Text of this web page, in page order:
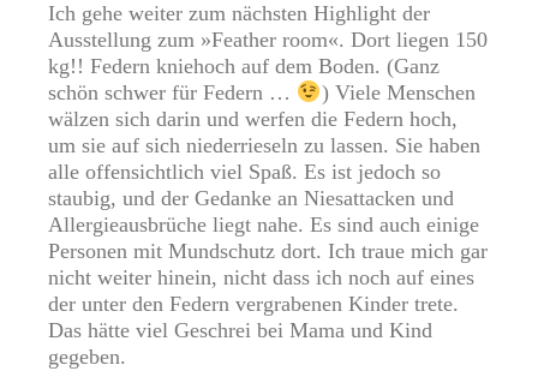
Ich gehe weiter zum nächsten Highlight der
Ausstellung zum »Feather room«. Dort liegen 150
kg!! Federn kniehoch auf dem Boden. (Ganz
schön schwer für Federn …
) Viele Menschen
wälzen sich darin und werfen die Federn hoch,
um sie auf sich niederrieseln zu lassen. Sie haben
alle offensichtlich viel Spaß. Es ist jedoch so
staubig, und der Gedanke an Niesattacken und
Allergieausbrüche liegt nahe. Es sind auch einige
Personen mit Mundschutz dort. Ich traue mich gar
nicht weiter hinein, nicht dass ich noch auf eines
der unter den Federn vergrabenen Kinder trete.
Das hätte viel Geschrei bei Mama und Kind
gegeben.